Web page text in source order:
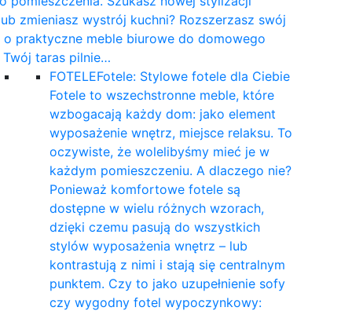
zmieniasz wystrój kuchni? Rozszerzasz swój
o praktyczne meble biurowe do domowego
Twój taras pilnie…
FOTELEFotele: Stylowe fotele dla Ciebie
Fotele to wszechstronne meble, które
wzbogacają każdy dom: jako element
wyposażenie wnętrz, miejsce relaksu. To
oczywiste, że wolelibyśmy mieć je w
każdym pomieszczeniu. A dlaczego nie?
Ponieważ komfortowe fotele są
dostępne w wielu różnych wzorach,
dzięki czemu pasują do wszystkich
stylów wyposażenia wnętrz – lub
kontrastują z nimi i stają się centralnym
punktem. Czy to jako uzupełnienie sofy
czy wygodny fotel wypoczynkowy: